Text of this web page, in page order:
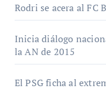
Rodri se acera al FC
Inicia diálogo
la AN de 2015
El PSG ficha al